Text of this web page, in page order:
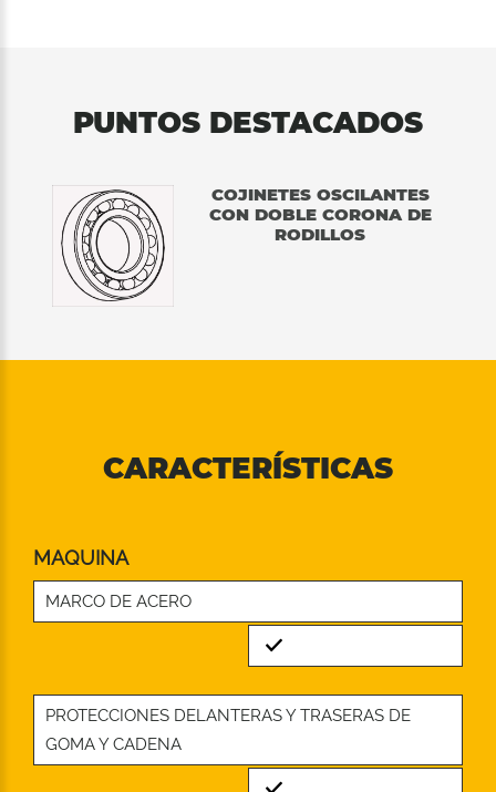
PUNTOS DESTACADOS
COJINETES OSCILANTES
CON DOBLE CORONA DE
RODILLOS
CARACTERÍSTICAS
MAQUINA
MARCO DE ACERO
Standard
PROTECCIONES DELANTERAS Y TRASERAS DE
GOMA Y CADENA